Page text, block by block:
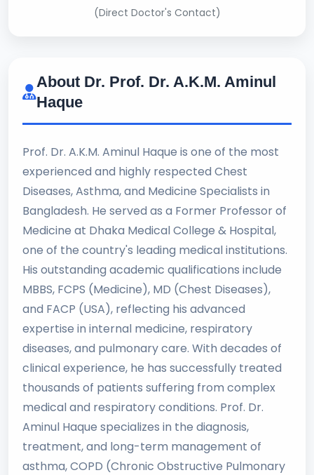
(Direct Doctor's Contact)
About Dr. Prof. Dr. A.K.M. Aminul
Haque
Prof. Dr. A.K.M. Aminul Haque is one of the most
experienced and highly respected Chest
Diseases, Asthma, and Medicine Specialists in
Bangladesh. He served as a Former Professor of
Medicine at Dhaka Medical College & Hospital,
one of the country's leading medical institutions.
His outstanding academic qualifications include
MBBS, FCPS (Medicine), MD (Chest Diseases),
and FACP (USA), reflecting his advanced
expertise in internal medicine, respiratory
diseases, and pulmonary care. With decades of
clinical experience, he has successfully treated
thousands of patients suffering from complex
medical and respiratory conditions. Prof. Dr.
Aminul Haque specializes in the diagnosis,
treatment, and long-term management of
asthma, COPD (Chronic Obstructive Pulmonary